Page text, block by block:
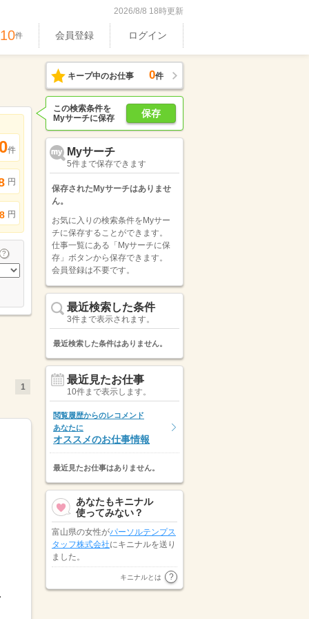
2026/8/8 18時更新
件 会員登録 ログイン
件
円
円
1
：...
キープ中のお仕事 0件
保存
この検索条件を
Myサーチに保存
Myサーチ
5件まで保存できます
保存されたMyサーチはありませ
ん。
お気に入りの検索条件をMyサー
チに保存することができます。
仕事一覧にある「Myサーチに保
存」ボタンから保存できます。
会員登録は不要です。
最近検索した条件
3件まで表示されます。
最近検索した条件はありません。
最近見たお仕事
10件まで表示します。
閲覧履歴からのレコメンド
あなたに
オススメのお仕事情報
最近見たお仕事はありません。
あなたもキニナル
使ってみない？
富山県の女性がパーソルテンプス
タッフ株式会社にキニナルを送り
ました。
株式会社スタッ
フ・アクティオにキニナルを送り
キニナルとは